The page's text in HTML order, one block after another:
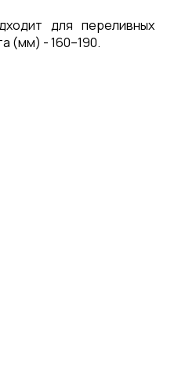
для переливных
(мм) - 160–190.